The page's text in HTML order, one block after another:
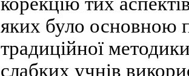
яких було основною
традиційної
слабких учнів